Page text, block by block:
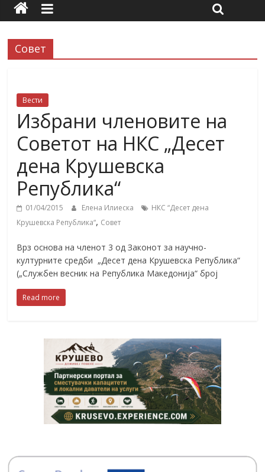
Совет
Вести
Избрани членовите на
Советот на НКС „Десет
дена Крушевска
Република“
01/04/2015 Елена Илиеска
НКС “Десет дена
Крушевска Република“, Совет
Врз основа на членот 3 од Законот за научно-
културните средби „Десет дена Крушевска Република“
(„Службен весник на Република Македонија“ број
Read more